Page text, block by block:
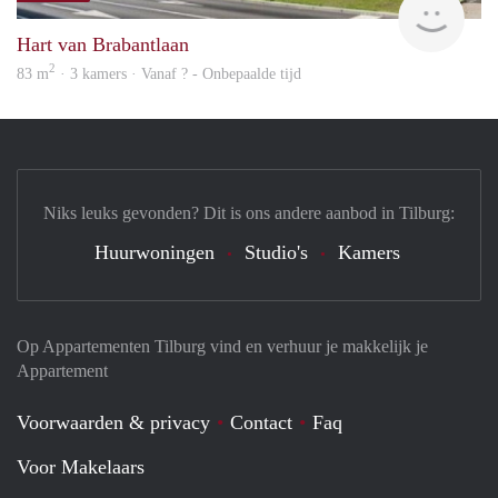
Hart van Brabantlaan
83 m2 · 3 kamers · Vanaf ? - Onbepaalde tijd
Op Appartementen Tilburg vind en verhuur je makkelijk je
Appartement
Voorwaarden & privacy Contact
Faq
Voor Makelaars
Niks leuks gevonden? Dit is ons andere aanbod in Tilburg:
Huurwoningen Studio's Kamers